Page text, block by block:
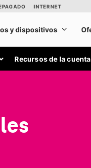
Recursos de la cuenta